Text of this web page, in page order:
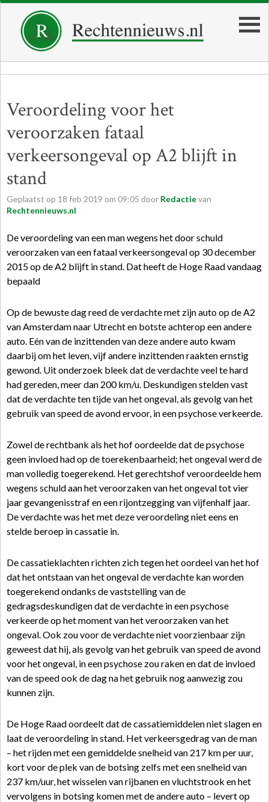
Veroordeling voor het
veroorzaken fataal
verkeersongeval op A2 blijft in
stand
Geplaatst op 18 feb 2019 om 09:05 door Redactievan
Rechtennieuws.nl
De veroordeling van een man wegens het door schuld
veroorzaken van een fataal verkeersongeval op 30 december
2015 op de A2 blijft in stand. Dat heeft de Hoge Raad vandaag
bepaald
Op de bewuste dag reed de verdachte met zijn auto op de A2
van Amsterdam naar Utrecht en botste achterop een andere
auto. Eén van de inzittenden van deze andere auto kwam
daarbij om het leven, vijf andere inzittenden raakten ernstig
gewond. Uit onderzoek bleek dat de verdachte veel te hard
had gereden, meer dan 200 km/u. Deskundigen stelden vast
dat de verdachte ten tijde van het ongeval, als gevolg van het
gebruik van speed de avond ervoor, in een psychose verkeerde.
Zowel de rechtbank als het hof oordeelde dat de psychose
geen invloed had op de toerekenbaarheid; het ongeval werd de
man volledig toegerekend. Het gerechtshof veroordeelde hem
wegens schuld aan het veroorzaken van het ongeval tot vier
jaar gevangenisstraf en een rijontzegging van vijfenhalf jaar.
De verdachte was het met deze veroordeling niet eens en
stelde beroep in cassatie in.
De cassatieklachten richten zich tegen het oordeel van het hof
dat het ontstaan van het ongeval de verdachte kan worden
toegerekend ondanks de vaststelling van de
gedragsdeskundigen dat de verdachte in een psychose
verkeerde op het moment van het veroorzaken van het
ongeval. Ook zou voor de verdachte niet voorzienbaar zijn
geweest dat hij, als gevolg van het gebruik van speed de avond
voor het ongeval, in een psychose zou raken en dat de invloed
van de speed ook de dag na het gebruik nog aanwezig zou
kunnen zijn.
De Hoge Raad oordeelt dat de cassatiemiddelen niet slagen en
laat de veroordeling in stand. Het verkeersgedrag van de man
– het rijden met een gemiddelde snelheid van 217 km per uur,
kort voor de plek van de botsing zelfs met een snelheid van
237 km/uur, het wisselen van rijbanen en vluchtstrook en het
vervolgens in botsing komen met de andere auto – levert op